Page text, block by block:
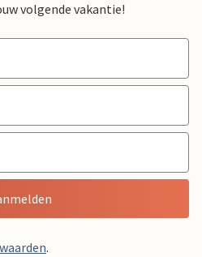
volgende vakantie!
.